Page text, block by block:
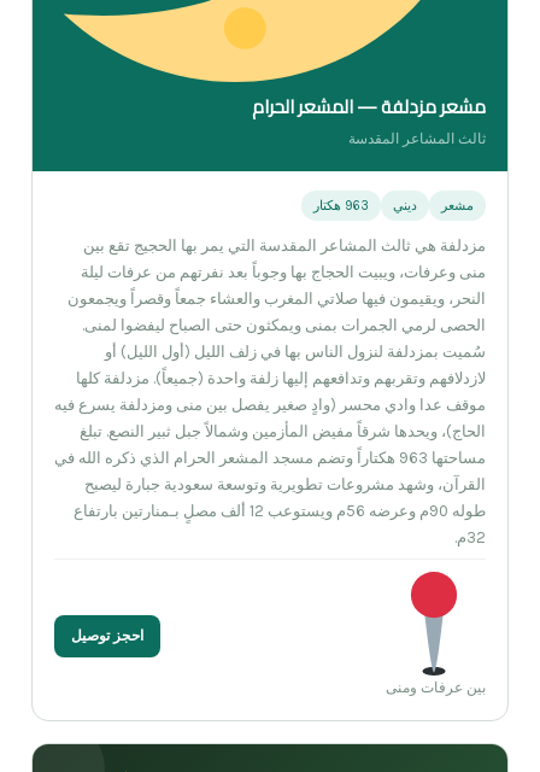
مشعر مزدلفة — المشعر الحرام
ثالث المشاعر المقدسة
مشعر ديني 963 هكتار
مزدلفة هي ثالث المشاعر المقدسة التي يمر بها الحجيج تقع بين
منى وعرفات، ويبيت الحجاج بها وجوباً بعد نفرتهم من عرفات ليلة
النحر، ويقيمون فيها صلاتي المغرب والعشاء جمعاً وقصراً ويجمعون
الحصى لرمي الجمرات بمنى ويمكثون حتى الصباح ليفضوا لمنى.
سُميت بمزدلفة لنزول الناس بها في زلف الليل (أول الليل) أو
لازدلافهم وتقربهم وتدافعهم إليها زلفة واحدة (جميعاً). مزدلفة كلها
موقف عدا وادي محسر (وادٍ صغير يفصل بين منى ومزدلفة يسرع فيه
الحاج)، ويحدها شرقاً مفيض المأزمين وشمالاً جبل ثبير النصع. تبلغ
مساحتها 963 هكتاراً وتضم مسجد المشعر الحرام الذي ذكره الله في
القرآن، وشهد مشروعات تطويرية وتوسعة سعودية جبارة ليصبح
طوله 90م وعرضه 56م ويستوعب 12 ألف مصلٍ بـمنارتين بارتفاع
32م.
بين عرفات ومنى
احجز توصيل